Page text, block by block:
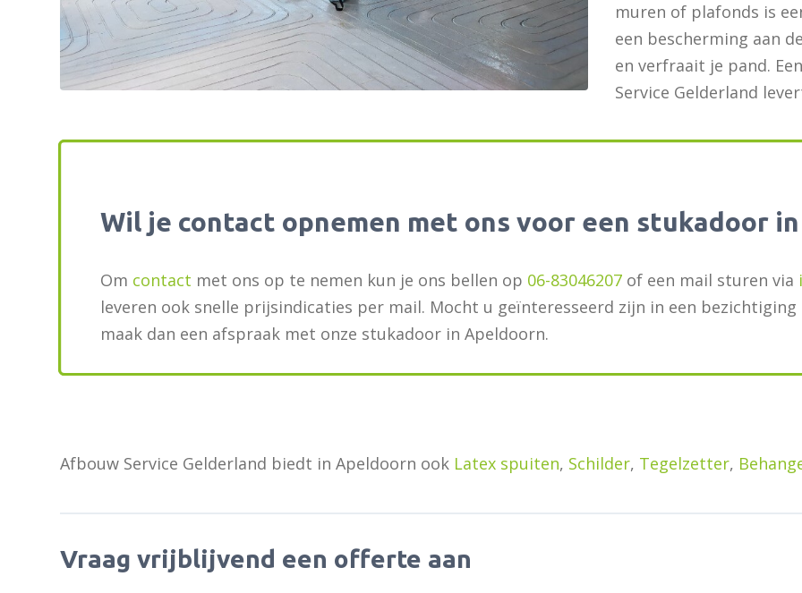
muren of plafonds is
een bescherming aan
en verfraait je pand.
Service Gelderland
Wil je contact opnemen met ons voor een stukadoor
Om contact met ons op te nemen kun je ons bellen op 06-83046207 of een mail sturen via
leveren ook snelle prijsindicaties per mail. Mocht u geïnteresseerd zijn in een
maak dan een afspraak met onze stukadoor in Apeldoorn.
Afbouw Service Gelderland biedt in Apeldoorn ook Latex spuiten, Schilder, Tegelzetter,
Vraag vrijblijvend een offerte aan